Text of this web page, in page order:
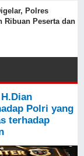
Polres
Ribuan Peserta dan
Polri yang
terhadap